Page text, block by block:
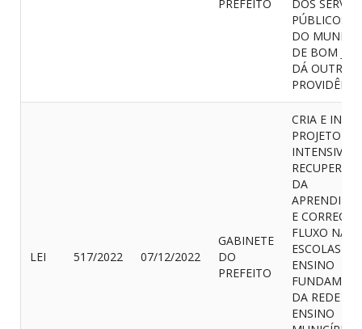
PREFEITO
DOS
PÚBLICOS
DO
DE BOM
DÁ OUTRAS
LEI 517/2022 07/12/2022
GABINETE
DO
PREFEITO
CRIA E
PROJETO
INTENSIVO
DA
E
FLUXO NAS
ESCOLAS DE
ENSINO
DA REDE DE
ENSINO